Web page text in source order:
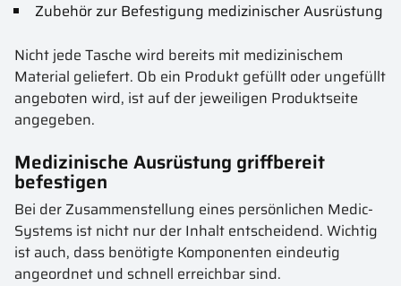
Zubehör zur Befestigung medizinischer Ausrüstung
Nicht jede Tasche wird bereits mit medizinischem
Material geliefert. Ob ein Produkt gefüllt oder ungefüllt
angeboten wird, ist auf der jeweiligen Produktseite
angegeben.
Medizinische Ausrüstung griffbereit
befestigen
Bei der Zusammenstellung eines persönlichen Medic-
Systems ist nicht nur der Inhalt entscheidend. Wichtig
ist auch, dass benötigte Komponenten eindeutig
angeordnet und schnell erreichbar sind.